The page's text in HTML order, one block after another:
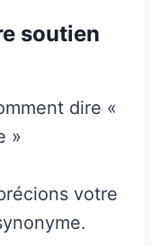
soutien
dire «
»
votre